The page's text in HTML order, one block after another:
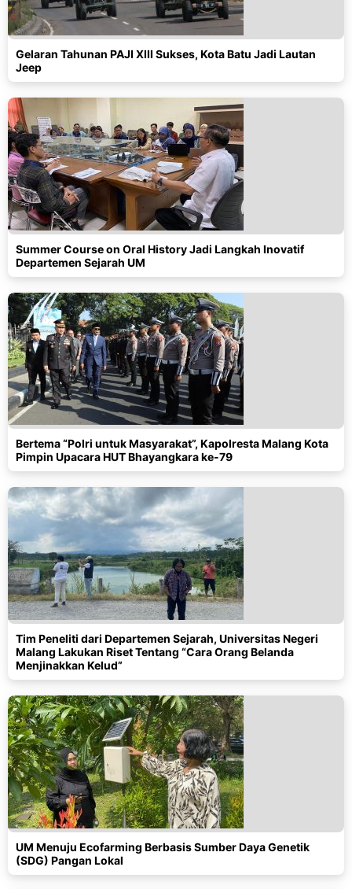
Gelaran Tahunan PAJI XIII Sukses, Kota Batu Jadi Lautan
Jeep
Summer Course on Oral History Jadi Langkah Inovatif
Departemen Sejarah UM
Bertema “Polri untuk Masyarakat”, Kapolresta Malang Kota
Pimpin Upacara HUT Bhayangkara ke-79
Tim Peneliti dari Departemen Sejarah, Universitas Negeri
Malang Lakukan Riset Tentang “Cara Orang Belanda
Menjinakkan Kelud”
UM Menuju Ecofarming Berbasis Sumber Daya Genetik
(SDG) Pangan Lokal